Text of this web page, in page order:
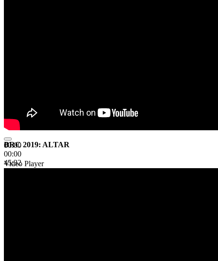
00:00
00:00
45:32
BRC 2019: ALTAR
Video Player